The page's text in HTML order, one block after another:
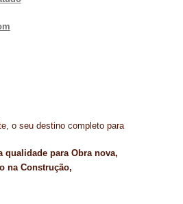
o seu destino completo para
qualidade para Obra nova,
na Construção,